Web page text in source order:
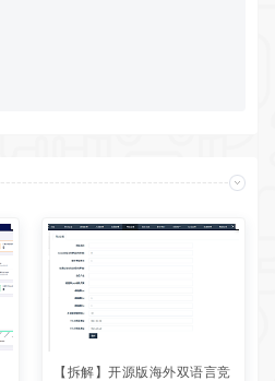
【拆解】开源版海外双语言竞